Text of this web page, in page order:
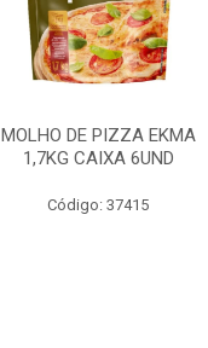
MOLHO DE PIZZA EKMA
1,7KG CAIXA 6UND
Código: 37415